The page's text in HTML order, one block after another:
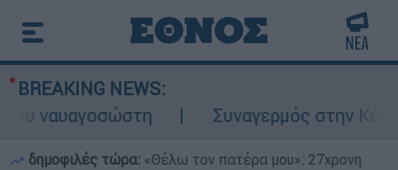
BREAKING NEWS:
Συναγερμός στην Κάρπαθο:
δημοφιλές τώρα: «Θέλω τον πατέρα μου»: 27χρονη